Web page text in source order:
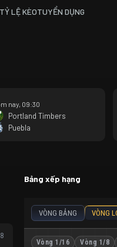
TỶ LỆ KÈOTUYỂN DỤNG
nay, 09:30
Portland Timbers
Puebla
Bảng xếp hạng
VÒNG BẢNG VÒNG
Vòng 1/16 Vòng 1/8